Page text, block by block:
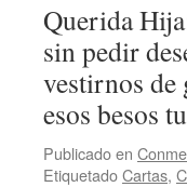
Querida
sin pedir
vestirnos
esos besos
Publicado en
EtiquetadoCartas,